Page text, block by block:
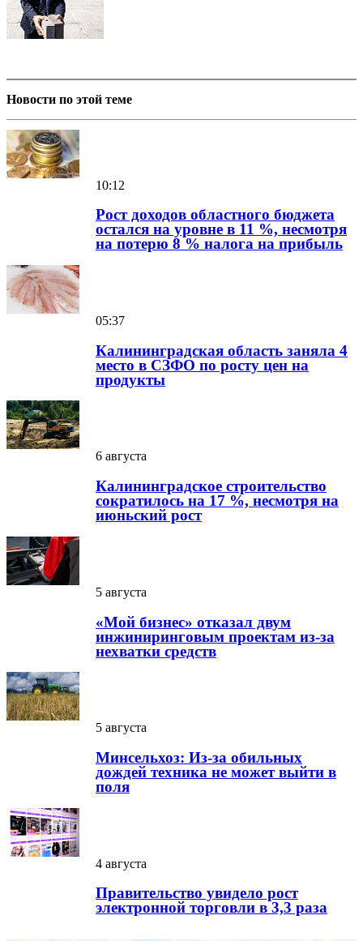
Новости по этой теме
10:12
Рост доходов областного бюджета
остался на уровне в 11 %, несмотря
на потерю 8 % налога на прибыль
05:37
Калининградская область заняла 4
место в СЗФО по росту цен на
продукты
6 августа
Калининградское строительство
сократилось на 17 %, несмотря на
июньский рост
5 августа
«Мой бизнес» отказал двум
инжиниринговым проектам из-за
нехватки средств
5 августа
Минсельхоз: Из-за обильных
дождей техника не может выйти в
поля
4 августа
Правительство увидело рост
электронной торговли в 3,3 раза